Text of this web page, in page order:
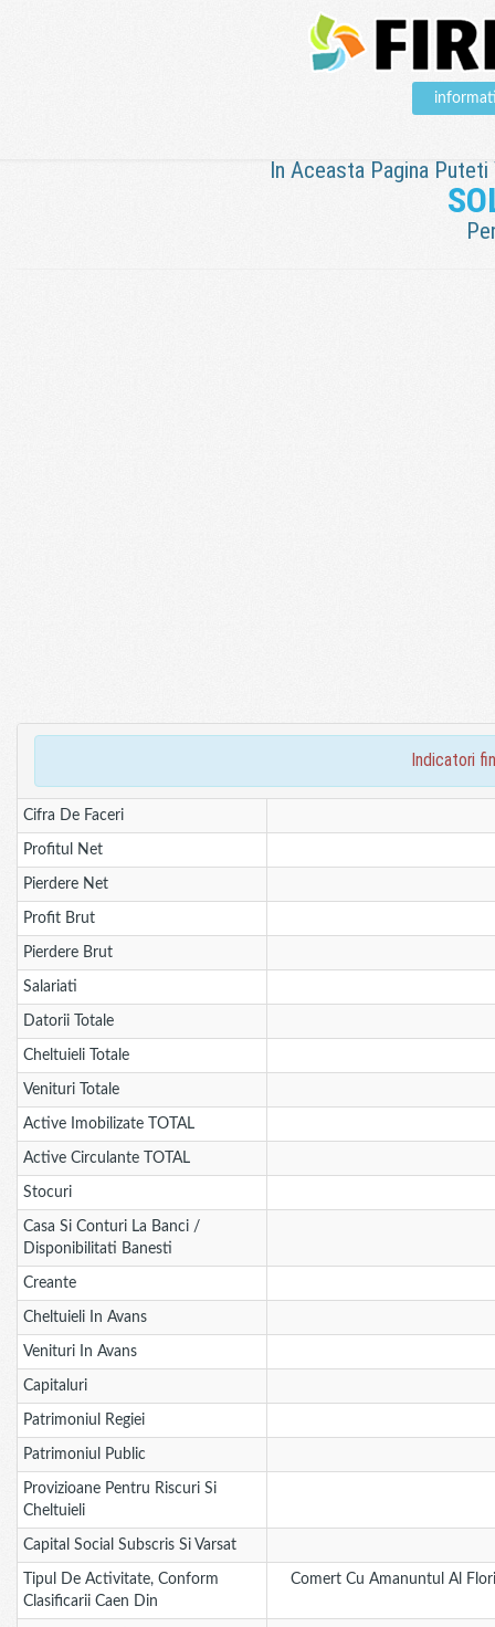
In Aceasta Pagina
indicatori
Cifra De Faceri
Profitul Net
Pierdere Net
Profit Brut
Pierdere Brut
Salariati
Datorii Totale
Cheltuieli Totale
Venituri Totale
Active Imobilizate TOTAL
Active Circulante TOTAL
Stocuri
Casa Si Conturi La Banci /
Disponibilitati Banesti
Creante
Cheltuieli In Avans
Venituri In Avans
Capitaluri
Patrimoniul Regiei
Patrimoniul Public
Provizioane Pentru Riscuri Si
Cheltuieli
Capital Social Subscris Si Varsat
Tipul De Activitate, Conform
Clasificarii Caen Din
Comert Cu Amanuntul Al